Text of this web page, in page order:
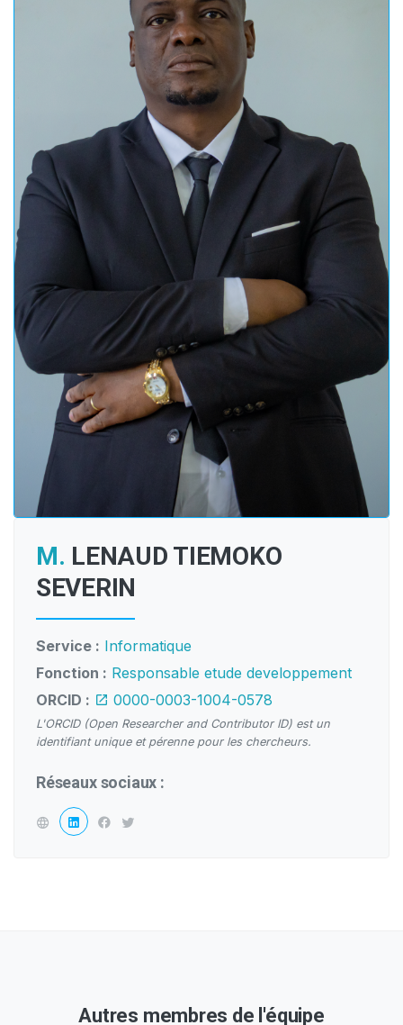
M. LENAUD TIEMOKO
SEVERIN
Service : Informatique
Fonction : Responsable etude developpement
ORCID :
0000-0003-1004-0578
L'ORCID (Open Researcher and Contributor ID) est un
identifiant unique et pérenne pour les chercheurs.
Réseaux sociaux :
Autres membres de l'équipe